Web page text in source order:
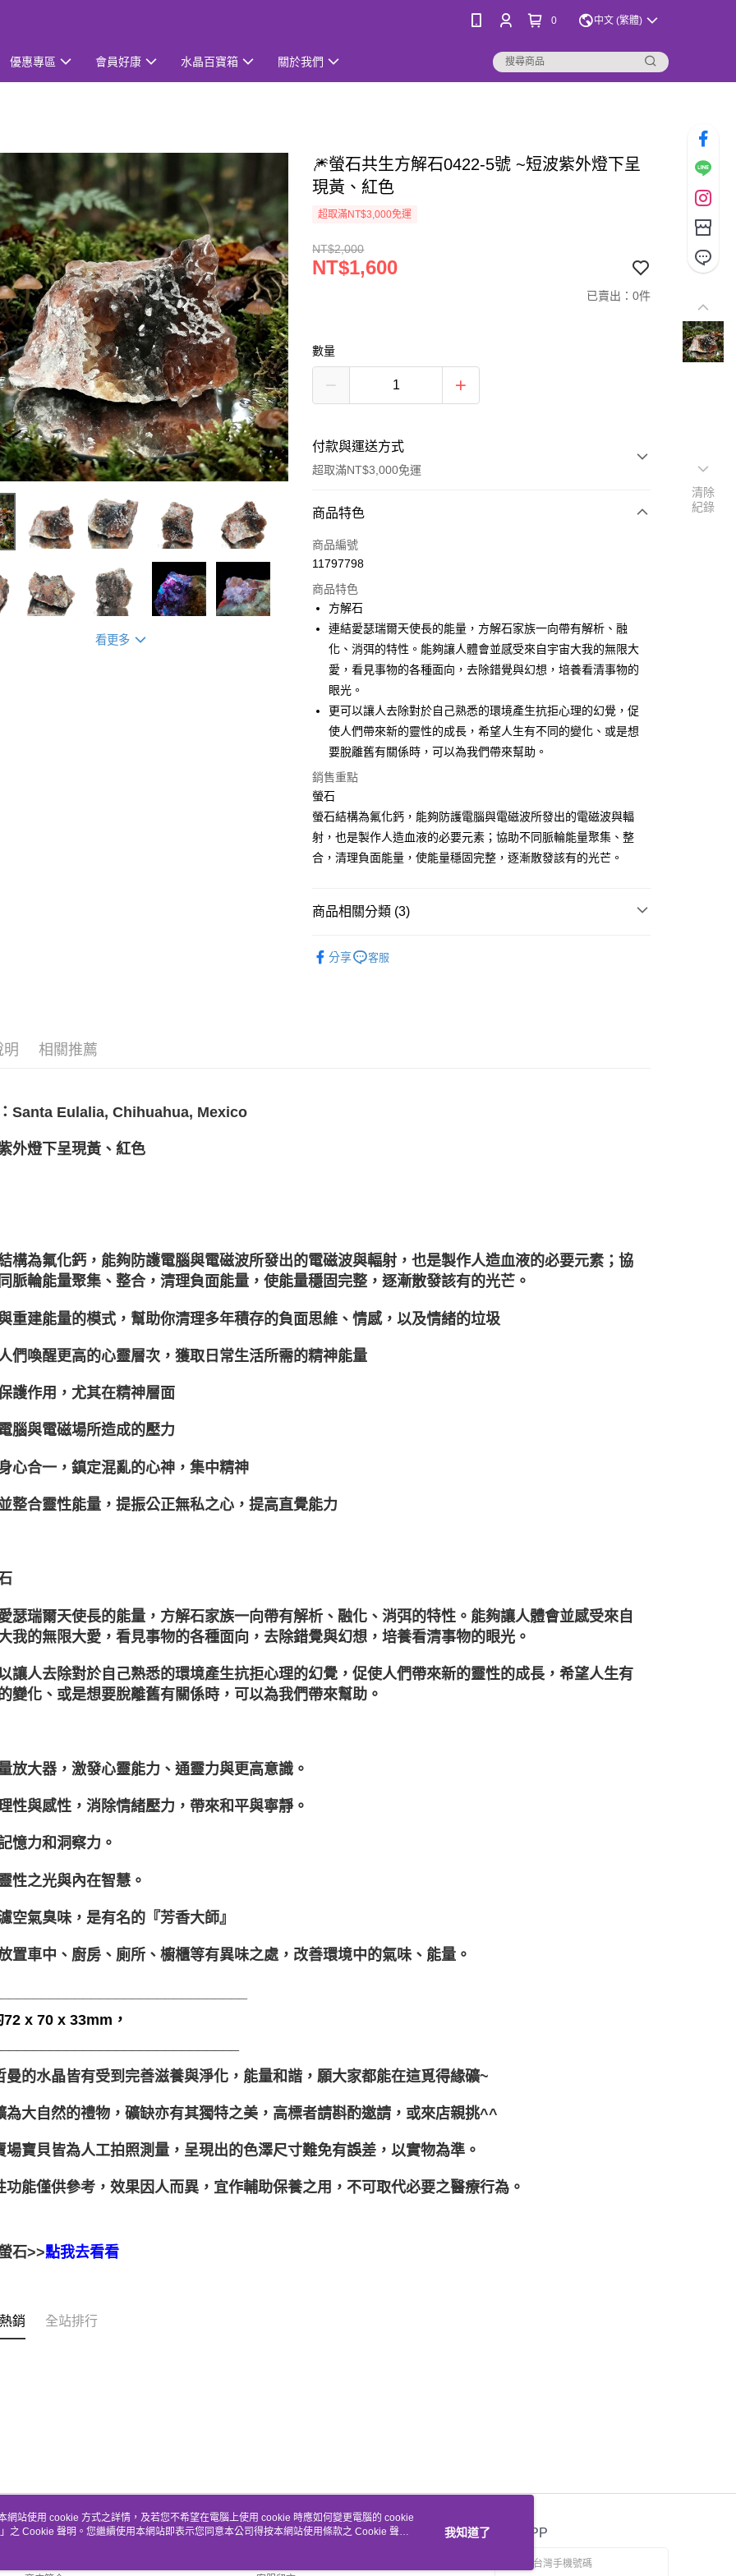
0 中文 (繁體)
優惠專區 會員好康 水晶百寶箱 關於我們
看更多
🎆螢石共生方解石0422-5號 ~短波紫外燈下呈
現黃、紅色
超取滿NT$3,000免運
NT$2,000
NT$1,600
已賣出：0件
數量
付款與運送方式
超取滿NT$3,000免運
付款方式
信用卡一次付款
LINE Pay
Apple Pay
街口支付
悠遊付
ATM付款
運送方式
全家取貨付款
每筆NT$80，滿NT$3,000(含以上)免運費
7-11取貨付款
賣家宅配幫您送（台灣）
郵局幫你送（離島）
商品特色
商品編號
11797798
商品特色
方解石
連結愛瑟瑞爾天使長的能量，方解石家族一向帶有解析、融
化、消弭的特性。能夠讓人體會並感受來自宇宙大我的無限大
愛，看見事物的各種面向，去除錯覺與幻想，培養看清事物的
眼光。
更可以讓人去除對於自己熟悉的環境產生抗拒心理的幻覺，促
使人們帶來新的靈性的成長，希望人生有不同的變化、或是想
要脫離舊有關係時，可以為我們帶來幫助。
銷售重點
螢石
螢石結構為氟化鈣，能夠防護電腦與電磁波所發出的電磁波與輻
射，也是製作人造血液的必要元素；協助不同脈輪能量聚集、整
合，清理負面能量，使能量穩固完整，逐漸散發該有的光芒。
商品相關分類 (3)
分享 客服
明 相關推薦
Santa Eulalia, Chihuahua, Mexico
外燈下呈現黃、紅色
構為氟化鈣，能夠防護電腦與電磁波所發出的電磁波與輻射，也是製作人造血液的必要元素；協
脈輪能量聚集、整合，清理負面能量，使能量穩固完整，逐漸散發該有的光芒。
重建能量的模式，幫助你清理多年積存的負面思維、情感，以及情緒的垃圾
們喚醒更高的心靈層次，獲取日常生活所需的精神能量
護作用，尤其在精神層面
腦與電磁場所造成的壓力
心合一，鎮定混亂的心神，集中精神
整合靈性能量，提振公正無私之心，提高直覺能力
瑟瑞爾天使長的能量，方解石家族一向帶有解析、融化、消弭的特性。能夠讓人體會並感受來自
我的無限大愛，看見事物的各種面向，去除錯覺與幻想，培養看清事物的眼光。
讓人去除對於自己熟悉的環境產生抗拒心理的幻覺，促使人們帶來新的靈性的成長，希望人生有
變化、或是想要脫離舊有關係時，可以為我們帶來幫助。
放大器，激發心靈能力、通靈力與更高意識。
性與感性，消除情緒壓力，帶來和平與寧靜。
憶力和洞察力。
性之光與內在智慧。
空氣臭味，是有名的『芳香大師』
置車中、廚房、廁所、櫥櫃等有異味之處，改善環境中的氣味、能量。
72 x 70 x 33mm，
曼的水晶皆有受到完善滋養與淨化，能量和諧，願大家都能在這覓得緣礦~
為大自然的禮物，礦缺亦有其獨特之美，高標者請斟酌邀請，或來店親挑^^
場寶貝皆為人工拍照測量，呈現出的色澤尺寸難免有誤差，以實物為準。
功能僅供參考，效果因人而異，宜作輔助保養之用，不可取代必要之醫療行為。
石>>點我去看看
銷 全站排行
關於我們 客服資訊 官方APP
清除
紀錄
網站使用 cookie 方式之詳情，及若您不希望在電腦上使用 cookie 時應如何變更電腦的 cookie
」之 Cookie 聲明。您繼續使用本網站即表示您同意本公司得按本網站使用條款之 Cookie 聲明
我知道了